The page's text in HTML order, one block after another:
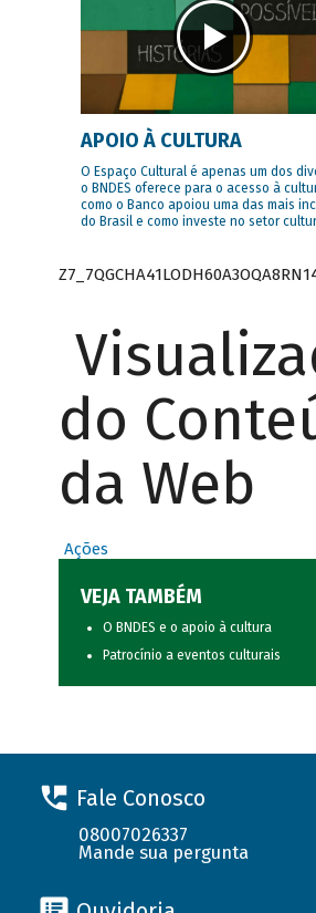
APOIO À CULTURA
O Espaço Cultural é apenas um dos
o BNDES oferece para o acesso à
como o Banco apoiou uma das mais
do Brasil e como investe no setor
do
da Web
Ações
VEJA TAMBÉM
O BNDES e o apoio à cultura
Patrocínio a eventos culturais
Fale Conosco
08007026337
Mande sua pergunta